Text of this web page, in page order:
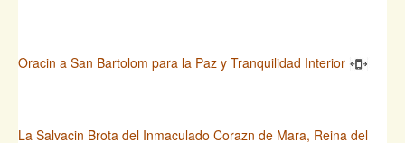
Oracin a San Bartolom para la Paz y Tranquilidad Interior
La Salvacin Brota del Inmaculado Corazn de Mara, Reina del